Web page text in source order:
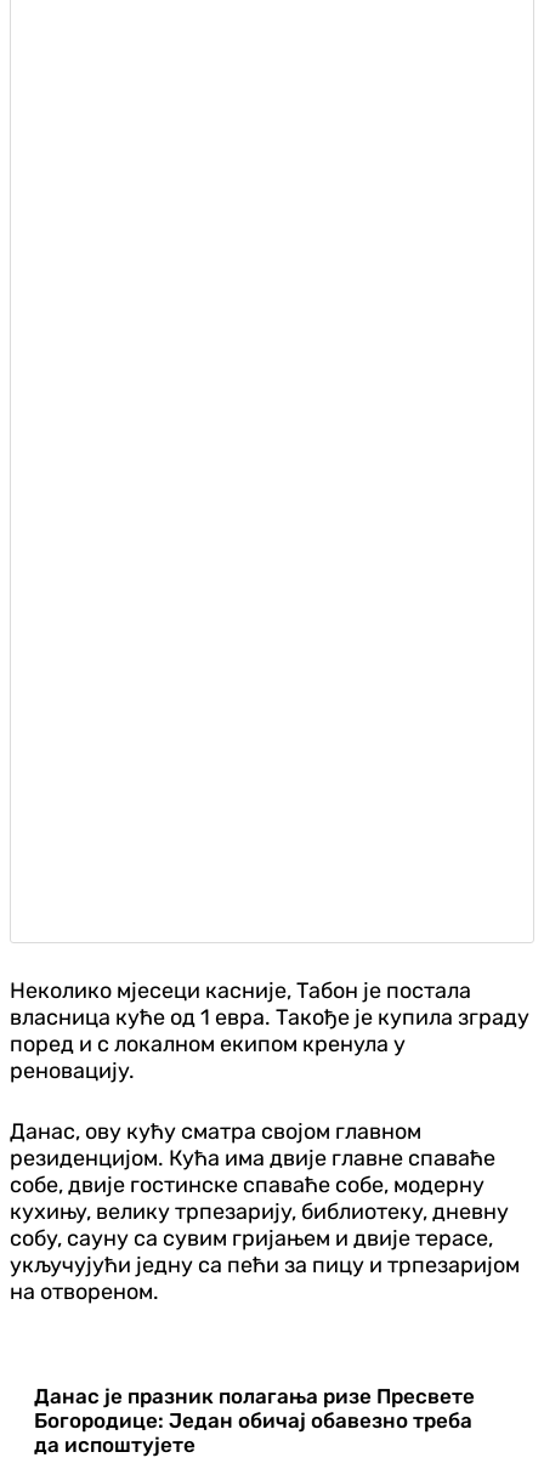
Неколико мјесеци касније, Табон је постала
власница куће од 1 евра. Такође је купила зграду
поред и с локалном екипом кренула у
реновацију.
Данас, ову кућу сматра својом главном
резиденцијом. Кућа има двије главне спаваће
собе, двије гостинске спаваће собе, модерну
кухињу, велику трпезарију, библиотеку, дневну
собу, сауну са сувим гријањем и двије терасе,
укључујући једну са пећи за пицу и трпезаријом
на отвореном.
Данас је празник полагања ризе Пресвете
Богородице: Један обичај обавезно треба
да испоштујете